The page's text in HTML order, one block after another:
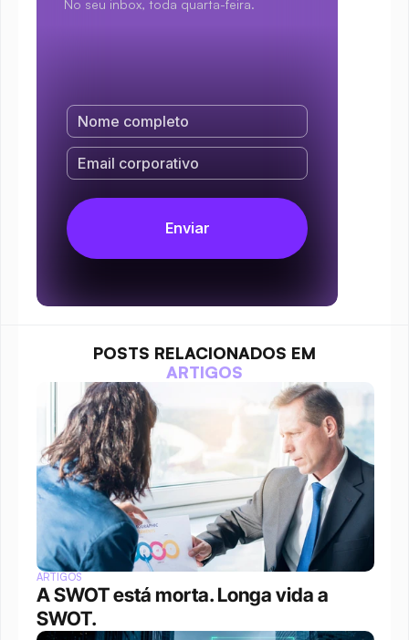
No seu inbox, toda quarta-feira.
POSTS RELACIONADOS EM
ARTIGOS
ARTIGOS
A SWOT está morta. Longa vida a
SWOT.